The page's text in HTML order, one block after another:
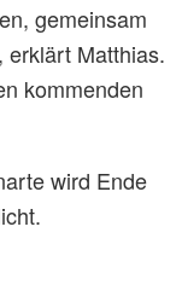
gemeinsam
erklärt Matthias.
kommenden
wird Ende